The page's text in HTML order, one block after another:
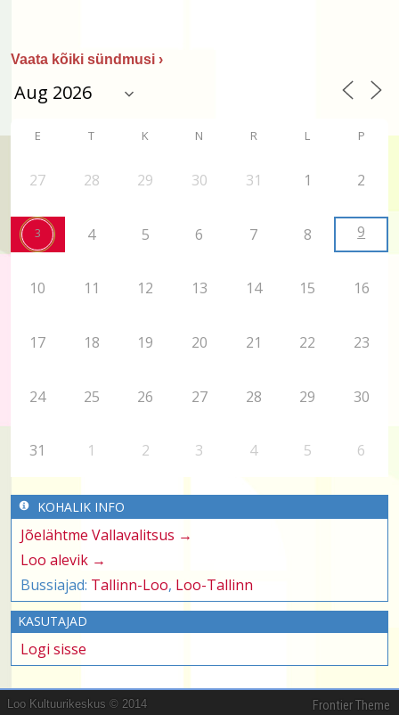
Vaata kõiki sündmusi ›
E T K N R L P
27 28 29 30 31 1 2
3 4 5 6 7 8 9
10 11 12 13 14 15 16
17 18 19 20 21 22 23
24 25 26 27 28 29 30
31 1 2 3 4 5 6
KOHALIK INFO
Jõelähtme Vallavalitsus →
Loo alevik →
Bussiajad: Tallinn-Loo, Loo-Tallinn
KASUTAJAD
Logi sisse
Loo Kultuurikeskus © 2014 Frontier Theme